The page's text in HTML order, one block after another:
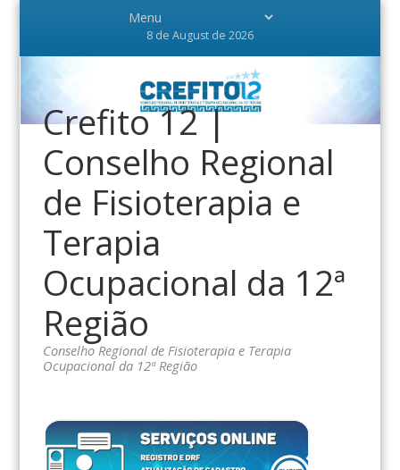
8 de August de 2026
Crefito 12 |
Conselho Regional
de Fisioterapia e
Terapia
Ocupacional da 12ª
Região
Conselho Regional de Fisioterapia e Terapia
Ocupacional da 12ª Região